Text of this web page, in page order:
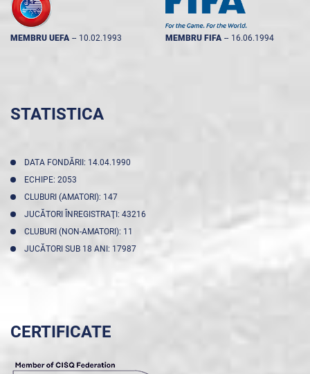
MEMBRU UEFA -- 10.02.1993 MEMBRU FIFA -- 16.06.1994
STATISTICA
DATA FONDĂRII: 14.04.1990
ECHIPE: 2053
CLUBURI (AMATORI): 147
JUCĂTORI ÎNREGISTRAŢI: 43216
CLUBURI (NON-AMATORI): 11
JUCĂTORI SUB 18 ANI: 17987
CERTIFICATE